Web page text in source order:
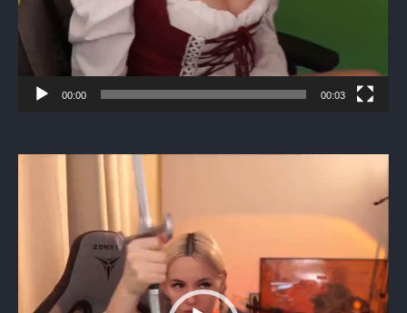
00:00 00:03
Видеоплеер